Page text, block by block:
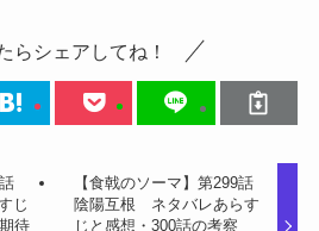
らシェアしてね！
じ
待
【食戟のソーマ】第299話
陰陽互根 ネタバレあらす
じと感想・300話の考察